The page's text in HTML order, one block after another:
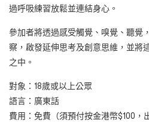
過呼吸練習放鬆並連結身心。
參加者將透過感受觸覺、嗅覺、聽覺
察，啟發延伸思考及創意思維，並將
之中。
對象： 18歲或以上公眾
語言：廣東話
費用：免費（須預付按金港幣$100，